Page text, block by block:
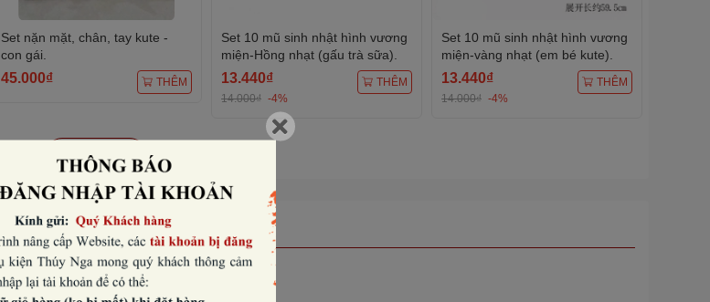
Set nặn mặt, chân, tay kute -
con gái.
45.000₫ THÊM
Set 10 mũ sinh nhật hình vương
miện-Hồng nhạt (gấu trà sữa).
13.440₫
14.000₫ -4%
THÊM
Set 10 mũ sinh nhật hình vương
miện-vàng nhạt (em bé kute).
13.440₫
14.000₫ -4%
THÊM
Xem tất cả